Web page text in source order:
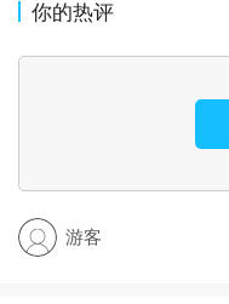
你的热评
游客